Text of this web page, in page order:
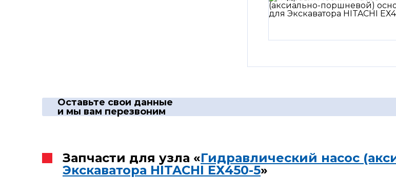
Оставьте свои данные
и мы вам перезвоним
Запчасти для узла «Гидравлический насос
Экскаватора HITACHI ЕХ450-5»